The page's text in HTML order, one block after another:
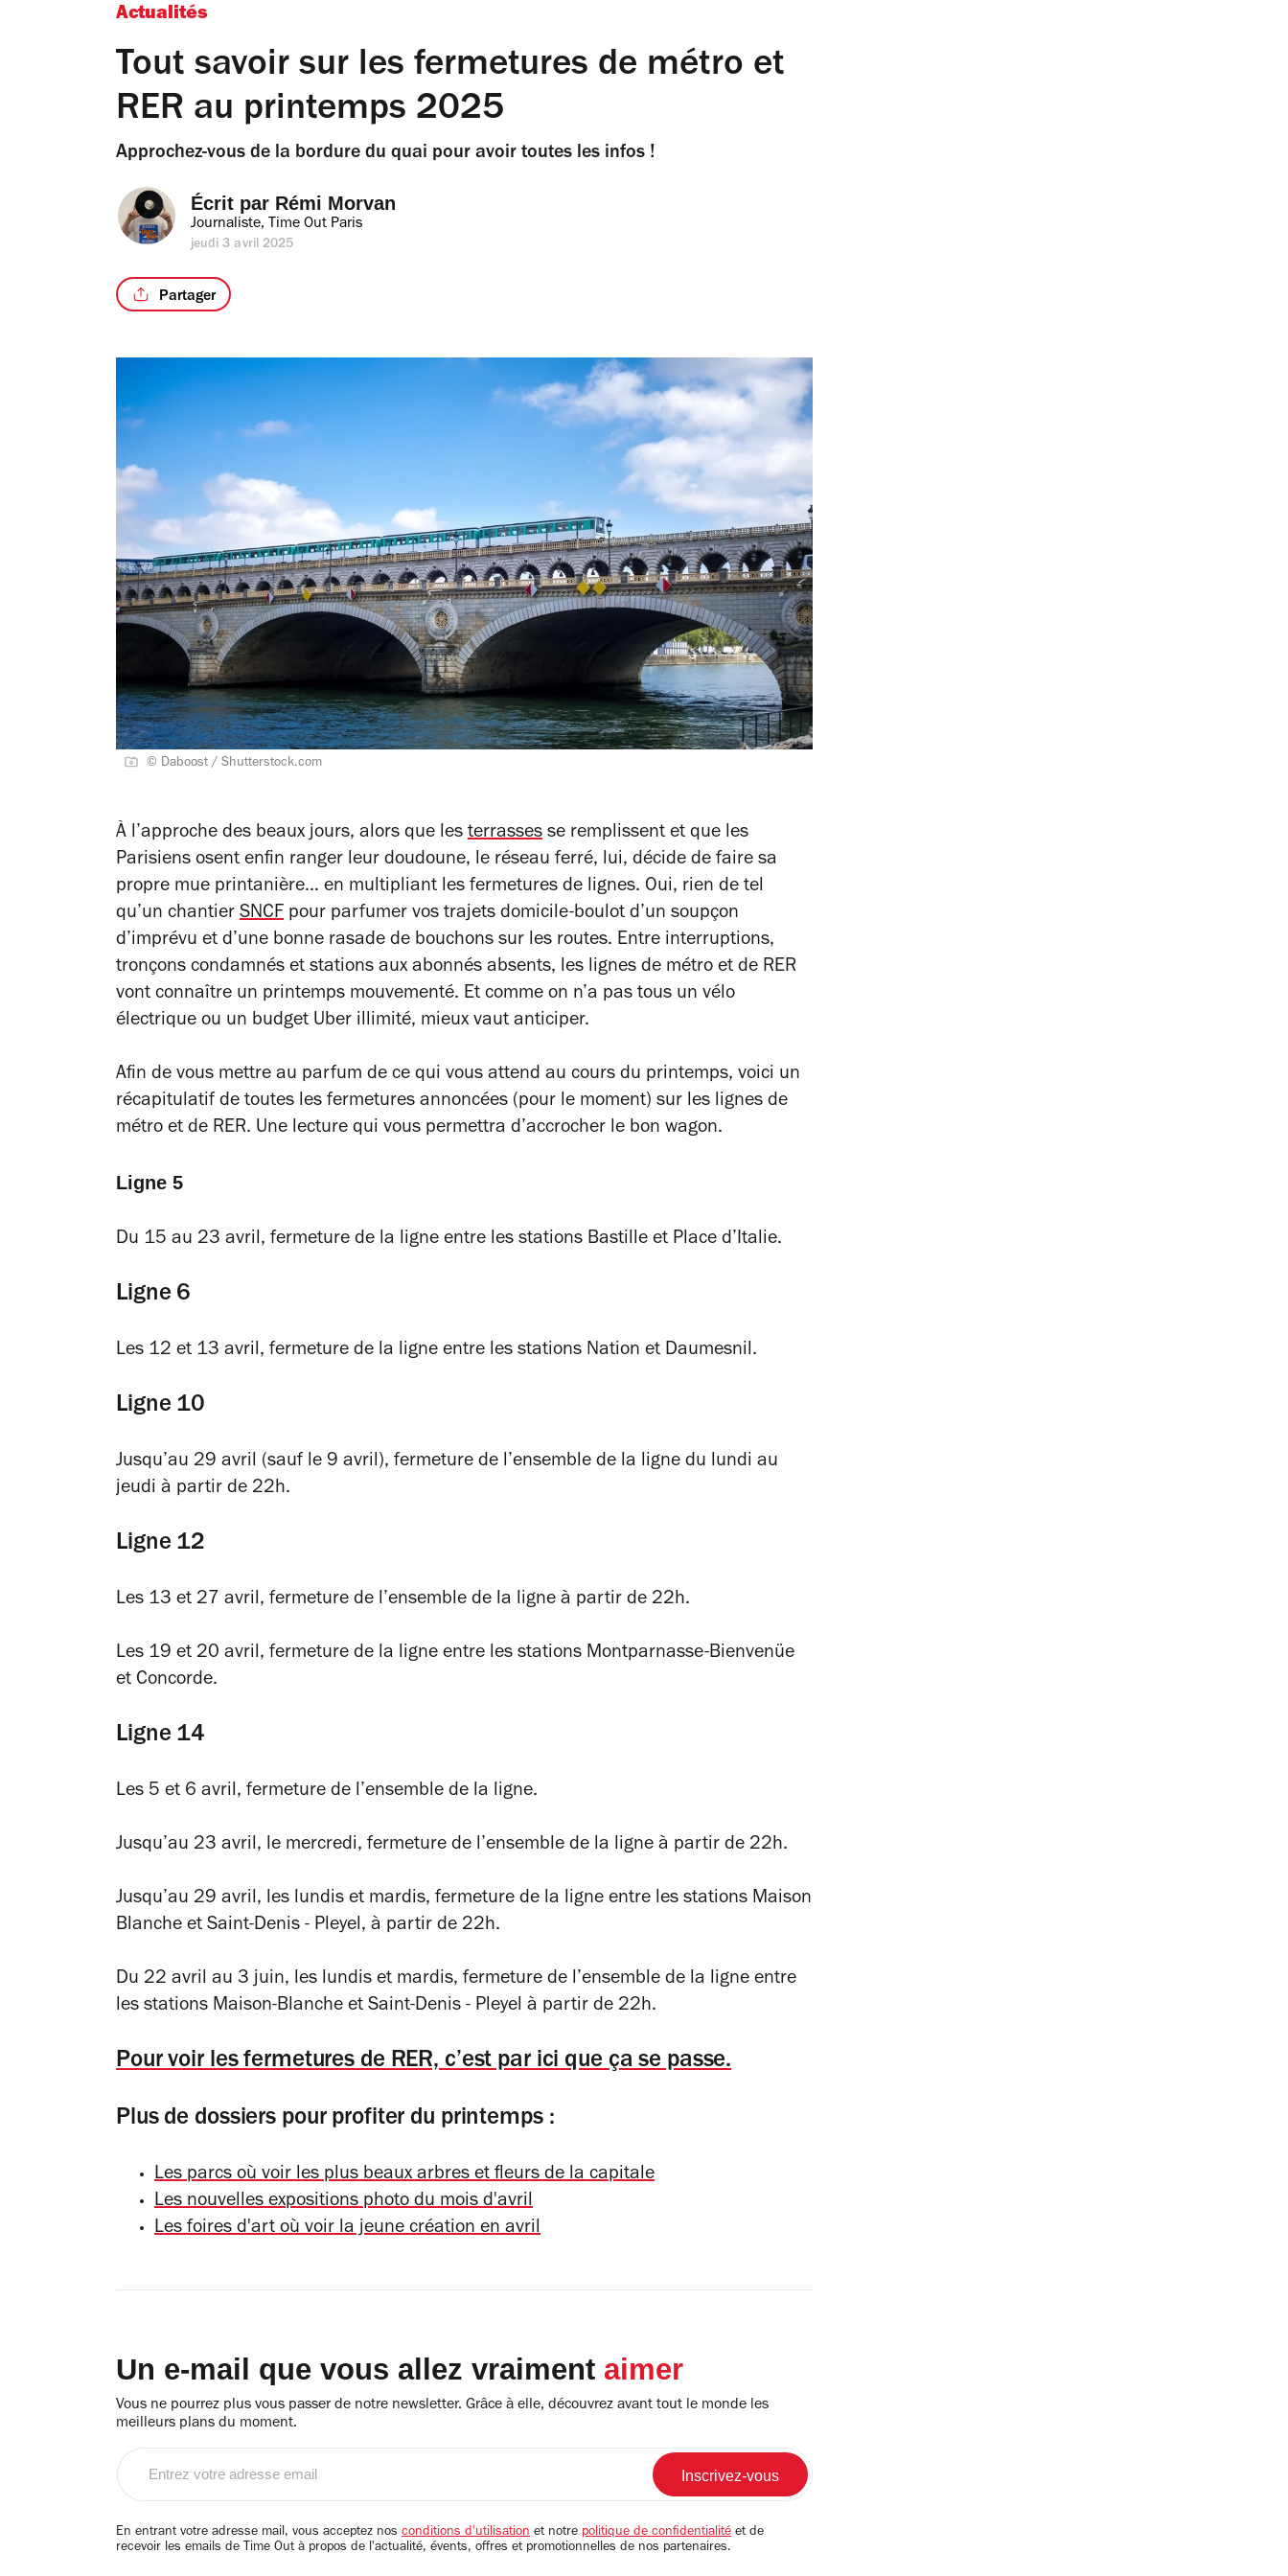
Actualités
Tout savoir sur les fermetures de métro et
RER au printemps 2025
Approchez-vous de la bordure du quai pour avoir toutes les infos !
Écrit par Rémi Morvan
Journaliste, Time Out Paris
jeudi 3 avril 2025
Partager
© Daboost / Shutterstock.com
À l’approche des beaux jours, alors que les terrasses se remplissent et que les
Parisiens osent enfin ranger leur doudoune, le réseau ferré, lui, décide de faire sa
propre mue printanière… en multipliant les fermetures de lignes. Oui, rien de tel
qu’un chantier SNCF pour parfumer vos trajets domicile-boulot d’un soupçon
d’imprévu et d’une bonne rasade de bouchons sur les routes. Entre interruptions,
tronçons condamnés et stations aux abonnés absents, les lignes de métro et de RER
vont connaître un printemps mouvementé. Et comme on n’a pas tous un vélo
électrique ou un budget Uber illimité, mieux vaut anticiper.
Afin de vous mettre au parfum de ce qui vous attend au cours du printemps, voici un
récapitulatif de toutes les fermetures annoncées (pour le moment) sur les lignes de
métro et de RER. Une lecture qui vous permettra d’accrocher le bon wagon.
Ligne 5
Du 15 au 23 avril, fermeture de la ligne entre les stations Bastille et Place d’Italie.
Ligne 6
Les 12 et 13 avril, fermeture de la ligne entre les stations Nation et Daumesnil.
Ligne 10
Jusqu’au 29 avril (sauf le 9 avril), fermeture de l’ensemble de la ligne du lundi au
jeudi à partir de 22h.
Ligne 12
Les 13 et 27 avril, fermeture de l’ensemble de la ligne à partir de 22h.
Les 19 et 20 avril, fermeture de la ligne entre les stations Montparnasse-Bienvenüe
et Concorde.
Ligne 14
Les 5 et 6 avril, fermeture de l’ensemble de la ligne.
Jusqu’au 23 avril, le mercredi, fermeture de l’ensemble de la ligne à partir de 22h.
Jusqu’au 29 avril, les lundis et mardis, fermeture de la ligne entre les stations Maison
Blanche et Saint-Denis - Pleyel, à partir de 22h.
Du 22 avril au 3 juin, les lundis et mardis, fermeture de l’ensemble de la ligne entre
les stations Maison-Blanche et Saint-Denis - Pleyel à partir de 22h.
Pour voir les fermetures de RER, c’est par ici que ça se passe.
Plus de dossiers pour profiter du printemps :
Les parcs où voir les plus beaux arbres et fleurs de la capitale
Les nouvelles expositions photo du mois d'avril
Les foires d'art où voir la jeune création en avril
Un e-mail que vous allez vraiment aimer
Vous ne pourrez plus vous passer de notre newsletter. Grâce à elle, découvrez avant tout le monde les
meilleurs plans du moment.
email
En entrant votre adresse mail, vous acceptez nos conditions d'utilisation et notre politique de confidentialité et de
recevoir les emails de Time Out à propos de l'actualité, évents, offres et promotionnelles de nos partenaires.